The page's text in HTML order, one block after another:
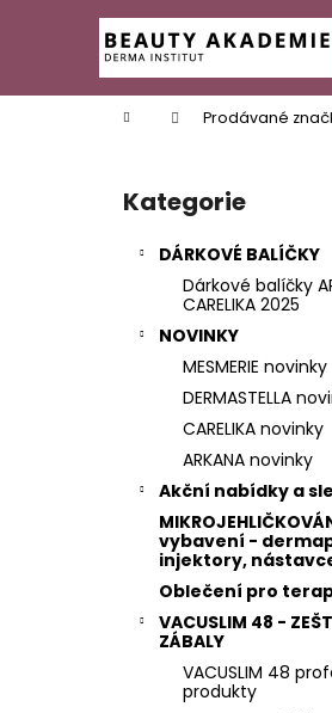
Domů Prodávané
Přeskočit
kategorie
Kategorie
DÁRKOVÉ BALÍČKY
Dárkové balíčky
CARELIKA 2025
NOVINKY
MESMERIE novinky
DERMASTELLA
CARELIKA novinky
ARKANA novinky
Akční nabídky a
vybavení -
injektory,
Oblečení pro
VACUSLIM 48 -
ZÁBALY
VACUSLIM 48
produkty
í
Zpět
do
Zpět
do
STERILNÍ NÁSTAVCE
DERMALIGHTPEN A
JEHLIČEK